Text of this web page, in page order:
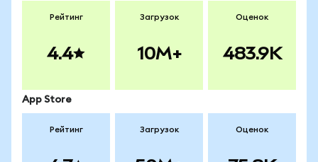
Рейтинг
4.4
Загрузок
10M+
Оценок
483.9K
App Store
Рейтинг Загрузок Оценок